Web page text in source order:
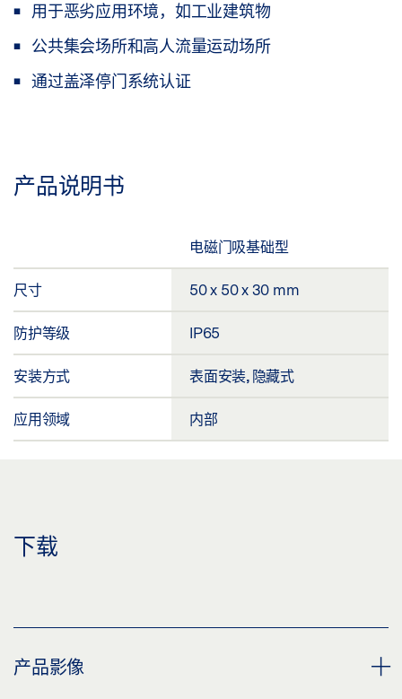
用于恶劣应用环境，如工业建筑物
公共集会场所和高人流量运动场所
通过盖泽停门系统认证
产品说明书
电磁门吸基础型
尺寸 50 x 50 x 30 mm
防护等级 IP65
安装方式 表面安装, 隐藏式
应用领域 内部
下载
产品影像